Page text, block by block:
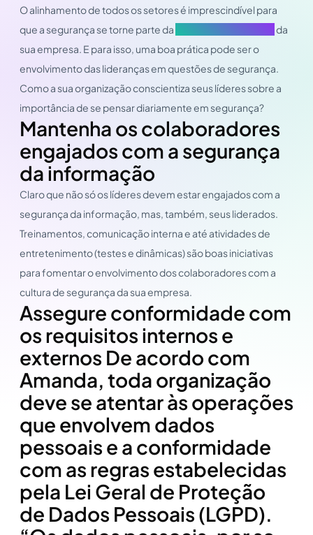
O alinhamento de todos os setores é imprescindível para
que a segurança se torne parte da
da
sua empresa. E para isso, uma boa prática pode ser o
envolvimento das lideranças em questões de segurança.
Como a sua organização conscientiza seus líderes sobre a
importância de se pensar diariamente em segurança?
Mantenha os colaboradores
engajados com a segurança
da informação
Claro que não só os líderes devem estar engajados com a
segurança da informação, mas, também, seus liderados.
Treinamentos, comunicação interna e até atividades de
entretenimento (testes e dinâmicas) são boas iniciativas
para fomentar o envolvimento dos colaboradores com a
cultura de segurança da sua empresa.
Assegure conformidade com
os requisitos internos e
externos De acordo com
Amanda, toda organização
deve se atentar às operações
que envolvem dados
pessoais e a conformidade
com as regras estabelecidas
pela Lei Geral de Proteção
de Dados Pessoais (LGPD).